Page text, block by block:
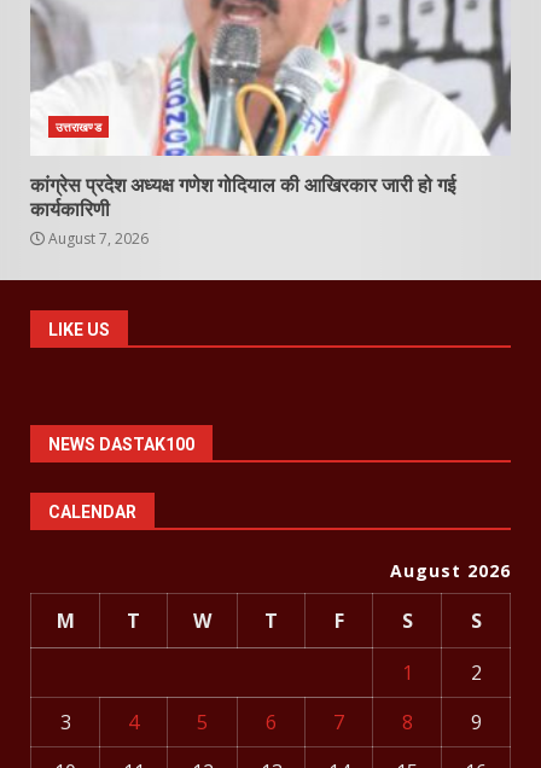
उत्तराखण्ड
कांग्रेस प्रदेश अध्यक्ष गणेश गोदियाल की आखिरकार जारी हो गई
कार्यकारिणी
August 7, 2026
LIKE US
NEWS DASTAK100
CALENDAR
August 2026
M T W T F S
S
1
2
3
4 5 6 7 8
9